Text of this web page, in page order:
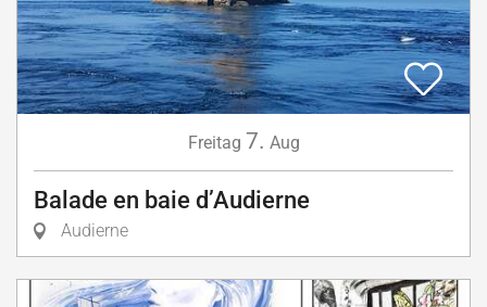
Freitag 7. Aug
Balade en baie d’Audierne
Audierne